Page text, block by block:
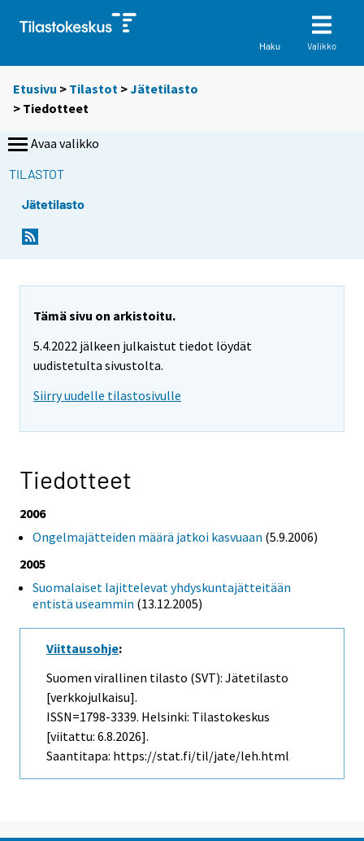
Haku Valikko
Etusivu > Tilastot >Jätetilasto
> Tiedotteet
Avaa valikko
TILASTOT
Jätetilasto
Tämä sivu on arkistoitu.
5.4.2022 jälkeen julkaistut tiedot löydät
uudistetulta sivustolta.
Siirry uudelle tilastosivulle
Tiedotteet
2006
Ongelmajätteiden määrä jatkoi kasvuaan (5.9.2006)
2005
Suomalaiset lajittelevat yhdyskuntajätteitään
entistä useammin (13.12.2005)
Viittausohje:
Suomen virallinen tilasto (SVT): Jätetilasto
[verkkojulkaisu].
ISSN=1798-3339. Helsinki: Tilastokeskus
[viitattu: 6.8.2026].
Saantitapa: https://stat.fi/til/jate/leh.html